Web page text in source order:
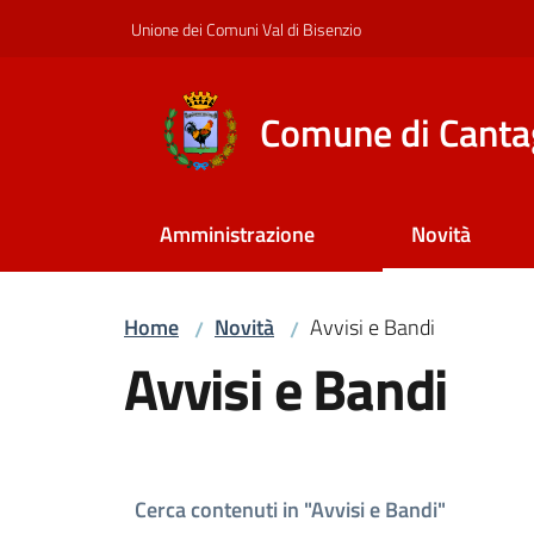
Unione dei Comuni Val di Bisenzio
Comune di
Amministrazione Novità
Home / Novità / Avvisi e Bandi
Avvisi e Bandi